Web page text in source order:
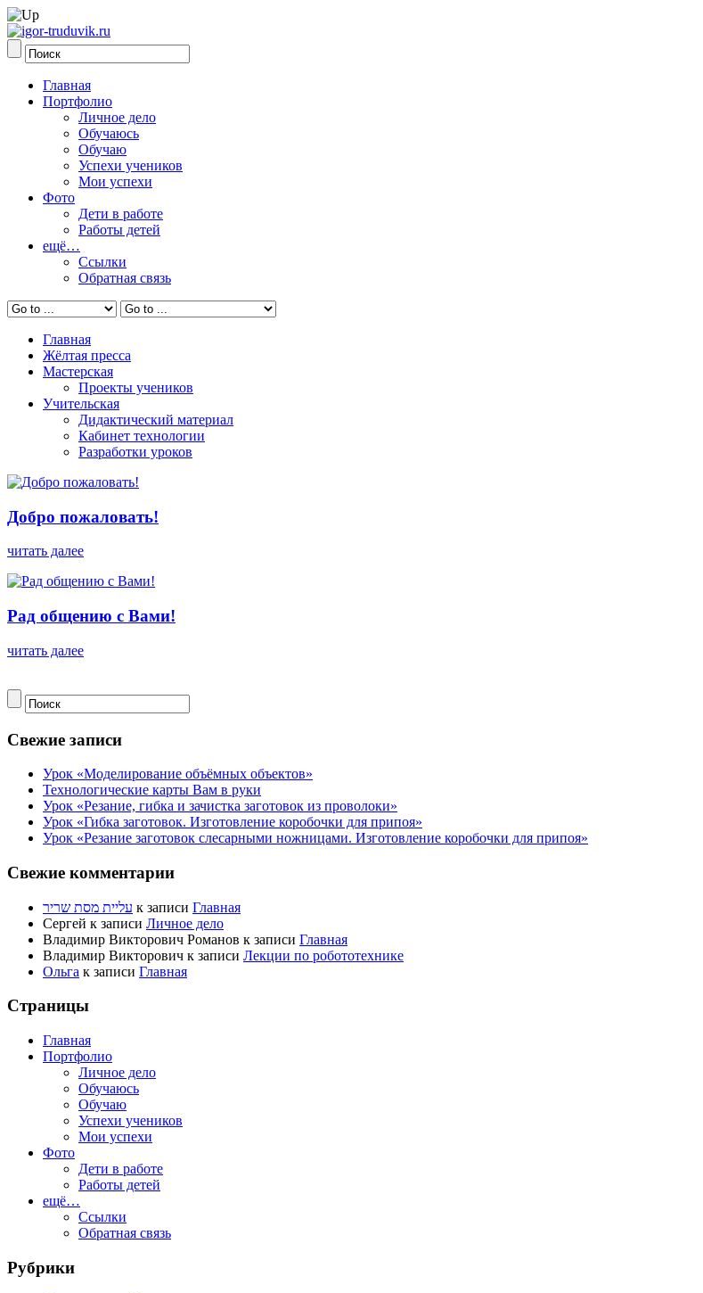
Главная
Портфолио
Личное дело
Обучаюсь
Обучаю
Успехи учеников
Мои успехи
Фото
Дети в работе
Работы детей
ещё…
Ссылки
Обратная связь
Главная
Жёлтая пресса
Мастерская
Проекты учеников
Учительская
Дидактический материал
Кабинет технологии
Разработки уроков
Добро пожаловать!
читать далее
Рад общению с Вами!
читать далее
Свежие записи
Урок «Моделирование объёмных объектов»
Технологические карты Вам в руки
Урок «Резание, гибка и зачистка заготовок из проволоки»
Урок «Гибка заготовок. Изготовление коробочки для припоя»
Урок «Резание заготовок слесарными ножницами. Изготовление коробочки для припоя»
Свежие комментарии
עליית מסת שריר к записи Главная
Сергей к записи Личное дело
Владимир Викторович Романов к записи Главная
Владимир Викторович к записи Лекции по робототехнике
Ольга к записи Главная
Страницы
Главная
Портфолио
Личное дело
Обучаюсь
Обучаю
Успехи учеников
Мои успехи
Фото
Дети в работе
Работы детей
ещё…
Ссылки
Обратная связь
Рубрики